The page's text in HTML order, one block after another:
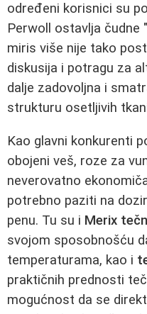
određeni korisnici su
Perwoll ostavlja čudne
miris više nije tako
diskusija i potragu za
dalje zadovoljna i
strukturu osetljivih
Kao glavni konkurenti
obojeni veš, roze za
neverovatno
potrebno paziti na
penu. Tu su i Merix
svojom sposobnošću
temperaturama, kao i
praktičnih prednosti
mogućnost da se